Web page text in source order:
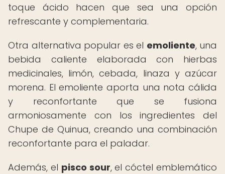
toque ácido hacen que sea una opción
refrescante y complementaria.
Otra alternativa popular es el emoliente, una
bebida caliente elaborada con hierbas
medicinales, limón, cebada, linaza y azúcar
morena. El emoliente aporta una nota cálida
y reconfortante que se fusiona
armoniosamente con los ingredientes del
Chupe de Quinua, creando una combinación
reconfortante para el paladar.
Además, el pisco sour, el cóctel emblemático